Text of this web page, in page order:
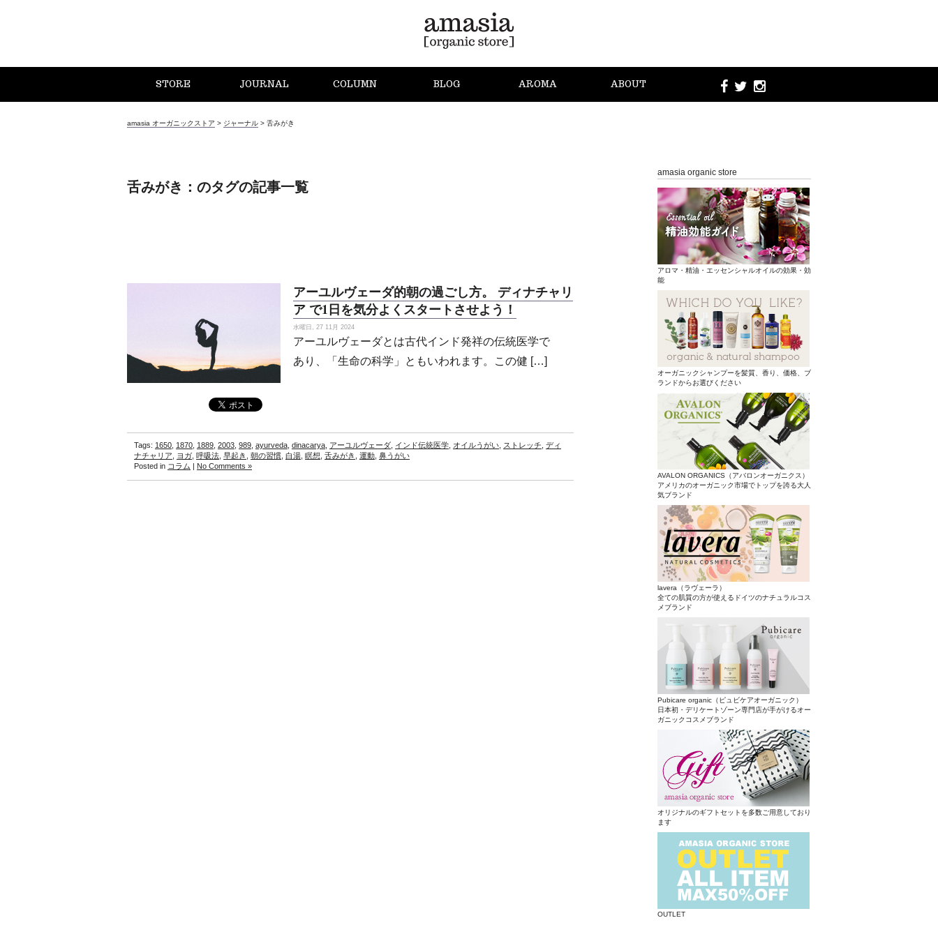
STORE JOURNAL COLUMN BLOG AROMA ABOUT
amasia オーガニックストア > ジャーナル > 舌みがき
舌みがき：のタグの記事一覧
アーユルヴェーダ的朝の過ごし方。 ディナチャリ
ア で1日を気分よくスタートさせよう！
水曜日, 27 11月 2024
アーユルヴェーダとは古代インド発祥の伝統医学で
あり、「生命の科学」ともいわれます。この健 […]
Tags: 1650 1870 1889 2003 989 ayurveda dinacarya アーユルヴェーダ インド伝統医学 オイルうがい ストレッチ ディ
ナチャリア
ヨガ 呼吸法 早起き 朝の習慣 白湯 瞑想 舌みがき 運動 鼻うがい
Posted in コラム | No Comments »
amasia organic store
アロマ・精油・エッセンシャルオイルの効果・効
能
オーガニックシャンプーを髪質、香り、価格、ブ
ランドからお選びください
AVALON ORGANICS（アバロンオーガニクス）
アメリカのオーガニック市場でトップを誇る大人
気ブランド
lavera（ラヴェーラ）
全ての肌質の方が使えるドイツのナチュラルコス
メブランド
Pubicare organic（ピュビケアオーガニック）
日本初・デリケートゾーン専門店が手がけるオー
ガニックコスメブランド
オリジナルのギフトセットを多数ご用意しており
ます
OUTLET